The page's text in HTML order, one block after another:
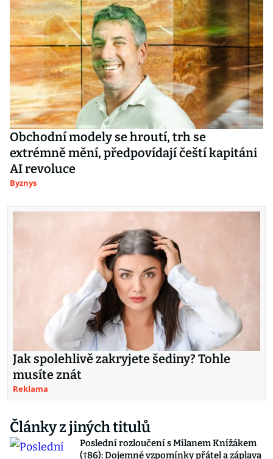
Obchodní modely se hroutí, trh se
extrémně mění, předpovídají čeští kapitáni
AI revoluce
Byznys
Jak spolehlivě zakryjete šediny? Tohle
musíte znát
Reklama
Články z jiných titulů
Poslední rozloučení s Milanem Knížákem
(†86): Dojemné vzpomínky přátel a záplava